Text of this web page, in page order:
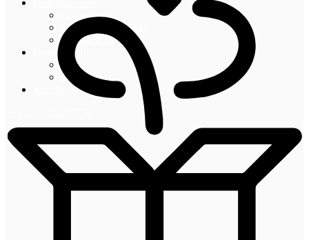
Гарантии
Оплата и доставка
Акции и скидки
Информация
Блог
Новости
Контакты